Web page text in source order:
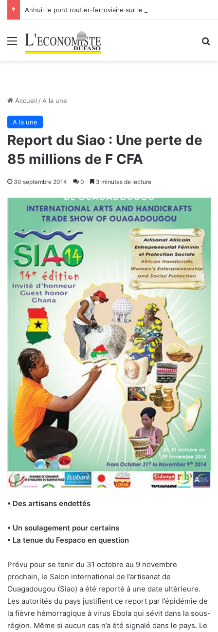
Menu
Accueil / A la une
A la une
Report du Siao : Une perte de
85 millions de F CFA
30 septembre 2014 0 3 minutes de lecture
• Des artisans endettés
• Un soulagement pour certains
• La tenue du Fespaco en question
Prévu pour se tenir du 31 octobre au 9 novembre
prochain, le Salon international de l’artisanat de
Ouagadougou (Siao) a été reporté à une date ultérieure.
Les autorités du pays justifient ce report par l’épidémie de
la fièvre hémorragique à virus Ebola qui sévit dans la sous-
région. Même si aucun cas n’a été signalé dans le pays. Le